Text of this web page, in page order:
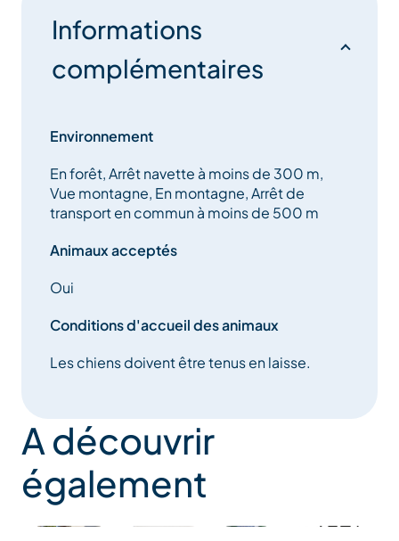
Informations
complémentaires
Environnement
En forêt, Arrêt navette à moins de 300 m,
Vue montagne, En montagne, Arrêt de
transport en commun à moins de 500 m
Animaux acceptés
Oui
Conditions d'accueil des animaux
Les chiens doivent être tenus en laisse.
A découvrir
également